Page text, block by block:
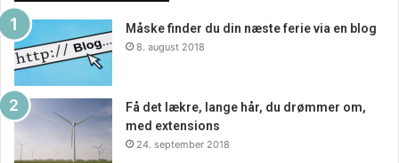
Måske finder du din næste ferie via en blog
8. august 2018
Få det lækre, lange hår, du drømmer om,
med extensions
24. september 2018